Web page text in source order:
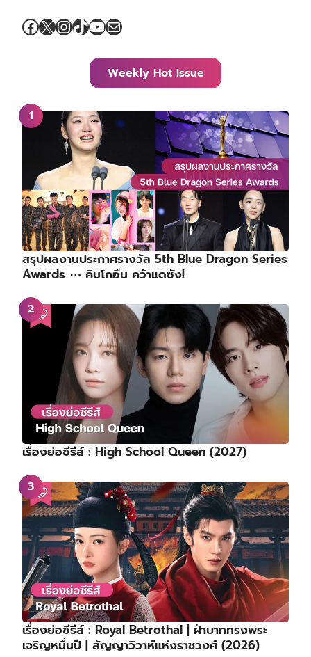
Facebook
X Instagram
TikTok
YouTube
Mail
Weekly Hot Issue
สรุปผลงานประกาศรางวัล 5th Blue Dragon Series
Awards ⋯ คิมโกอึน คว้าแดซัง!
เรื่องย่อซีรีส์ : High School Queen (2027)
เรื่องย่อซีรีส์ : Royal Betrothal | ฝ่าบาททรงพระ
เจริญหมื่นปี | สัญญาวิวาห์แห่งราชวงศ์ (2026)